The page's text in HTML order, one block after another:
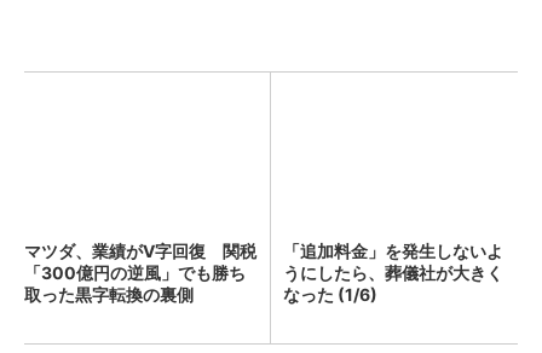
マツダ、業績がV字回復 関税
「300億円の逆風」でも勝ち
取った黒字転換の裏側
「追加料金」を発生しないよ
うにしたら、葬儀社が大きく
なった (1/6)